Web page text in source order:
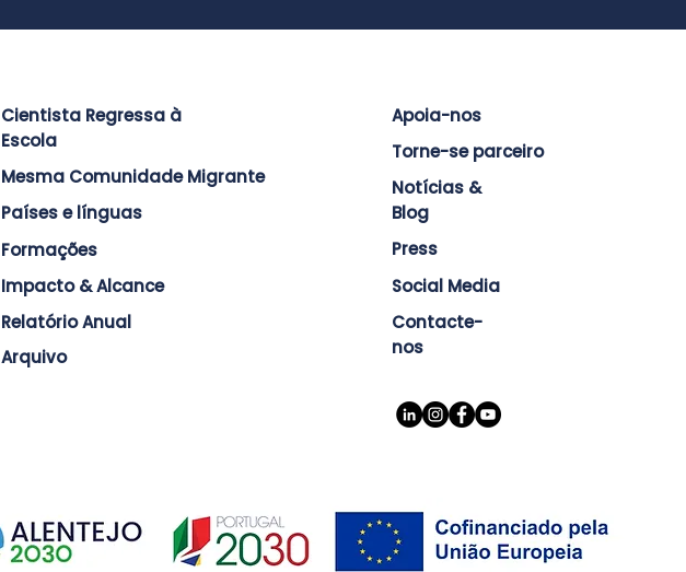
Cientista Regressa à
Escola
Mesma Comunidade Migrante
Países e línguas
Formações
Impacto & Alcance
Relatório Anual
Arquivo
Apoia-nos
Torne-se parceiro
Notícias &
Blog
Press
Social Media
Contacte-
nos